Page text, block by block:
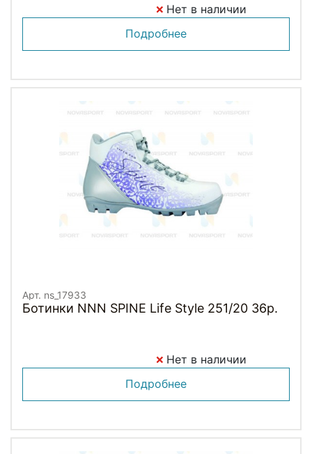
Нет в наличии
Подробнее
Арт. ns_17933
Ботинки NNN SPINE Life Style 251/20 36р.
Нет в наличии
Подробнее